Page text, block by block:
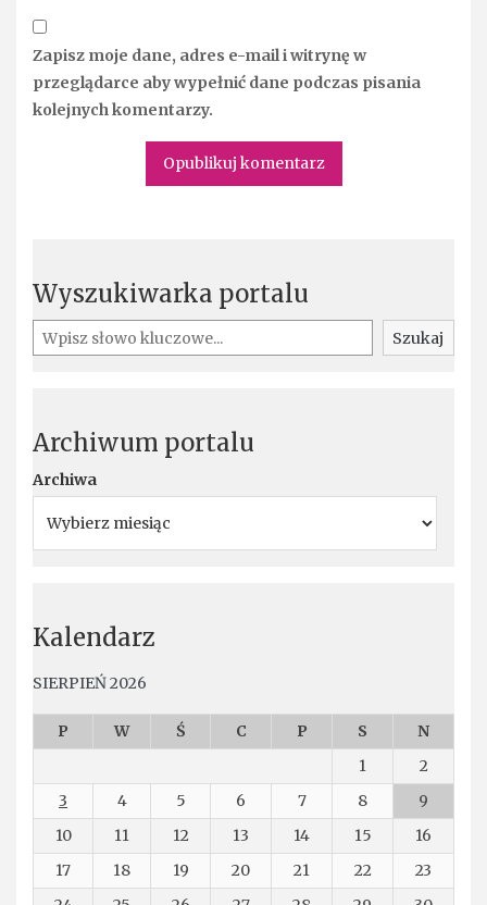
Zapisz moje dane, adres e-mail i witrynę w
przeglądarce aby wypełnić dane podczas pisania
kolejnych komentarzy.
Wyszukiwarka portalu
Szukaj Szukaj
Archiwum portalu
Archiwa
Kalendarz
SIERPIEŃ 2026
P W Ś C P S
N
1
2
3
4 5 6 7 8
9
10
11 12 13 14 15
16
17
18 19 20 21 22
23